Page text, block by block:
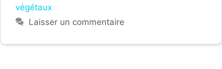
végétaux
Laisser un commentaire